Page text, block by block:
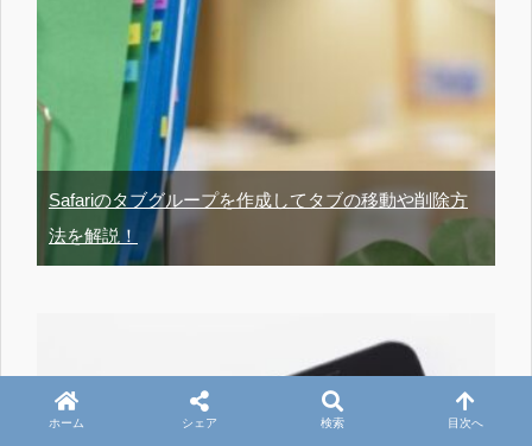
Safariのタブグループを作成してタブの移動や削除方
法を解説！
ホーム シェア 検索 目次へ